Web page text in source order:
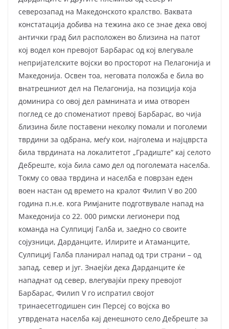
северозапад на Македонското кралство. Ваквата
констатација добива на тежина ако се знае дека овој
антички град бил расположен во близина на патот
кој водел кон превојот Барбарас од кој влегувале
непријателските војски во просторот на Пелагонија и
Македонија. Освен тоа, неговата положба е била во
внатрешниот дел на Пелагонија, на позиција која
доминира со овој дел рамнината и има отворен
поглед се до споменатиот превој Барбарас, во чија
близина биле поставени неколку помали и поголеми
тврдини за одбрана, меѓу кои, најголема и најцврста
била тврдината на локалитетот „Градиште“ кај селото
Дебреште, која била само дел од поголемата населба.
Токму со оваа тврдина и населба е поврзан еден
воен настан од времето на кралот Филип V во 200
година п.н.е. кога Римјаните подготвувале напад на
Македонија со 22. 000 римски легионери под
команда на Сулпициј Галба и, заедно со своите
сојузници, Дарданците, Илирите и Атаманците,
Сулпициј Галба планирал напад од три страни – од
запад, север и југ. Знаејќи дека Дарданците ќе
нападнат од север, влегувајќи преку превојот
Барбарас, Филип V го испратил својот
тринаесетгодишен син Персеј со војска во
утврдената населба кај денешното село Дебреште за